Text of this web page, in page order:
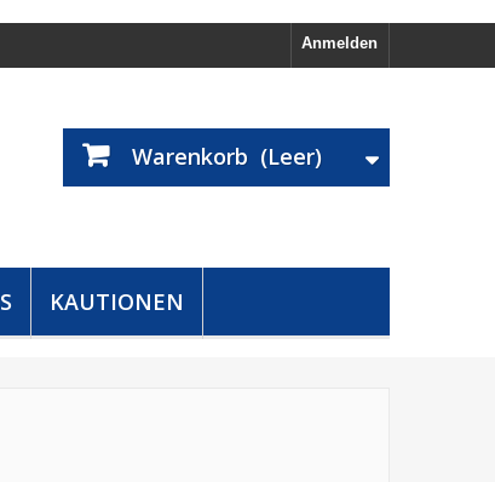
Anmelden
Warenkorb (Leer)
KAUTIONEN